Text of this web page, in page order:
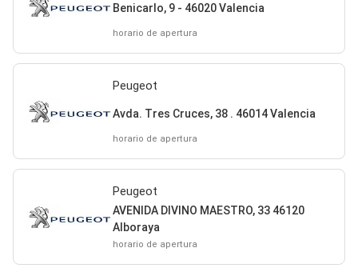
Benicarlo, 9 - 46020 Valencia
horario de apertura
Peugeot
Avda. Tres Cruces, 38 . 46014 Valencia
horario de apertura
Peugeot
AVENIDA DIVINO MAESTRO, 33 46120
Alboraya
horario de apertura